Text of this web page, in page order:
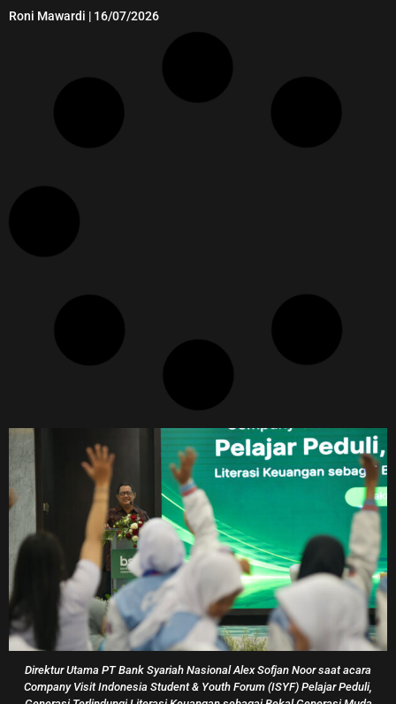
Roni Mawardi 16/07/2026
Hiburan, Kuliner, Dan Olahraga Dalam Satu Ekosistem
Roni Mawardi 16/07/2026
Transformasi Digital Pos Indonesia: Robot Sortir
Dukung Layanan Pengiriman Yang Lebih Cepat
Roni Mawardi 16/07/2026